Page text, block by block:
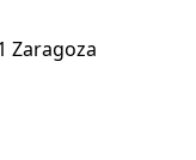
Zaragoza